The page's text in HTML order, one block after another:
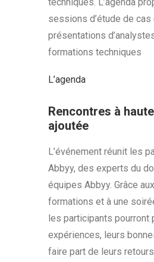
sessions d’étude de cas
présentations
formations techniques
L’agenda
Rencontres à
ajoutée
L’événement réunit les
Abbyy, des experts du
équipes Abbyy. Grâce
formations et à une
les participants pourront
expériences, leurs
faire part de leurs